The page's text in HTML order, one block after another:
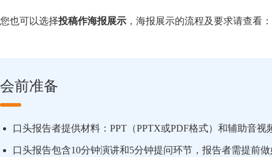
您也可以选择投稿作海报展示 ，海报展示的流程及要求请查看：
会前准备
口头报告者提供材料：PPT（PPTX或PDF格式）和辅助音视
口头报告包含10分钟演讲和5分钟提问环节，报告者需提前